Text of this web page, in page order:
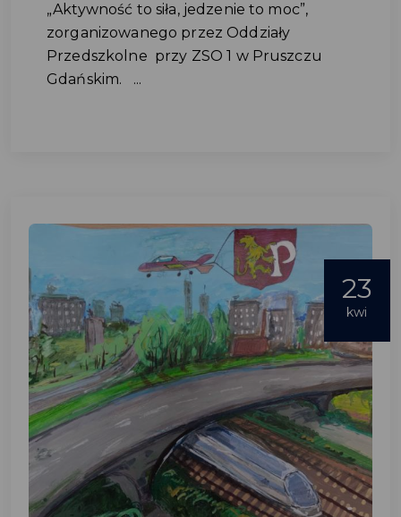
„Aktywność to siła, jedzenie to moc”,
zorganizowanego przez Oddziały
Przedszkolne przy ZSO 1 w Pruszczu
Gdańskim. ...
23
kwi